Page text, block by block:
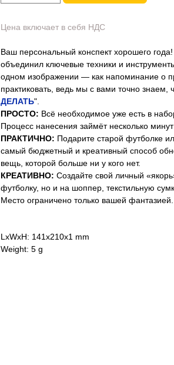
Цена включает в себя НДС
Ваш персональный конспект хорошего
объединил ключевые техники и
одном изображении — как напоминание о
практиковать, ведь мы с вами точно знаем,
ДЕЛАТЬ".
ПРОСТО: Всё необходимое уже есть в
Процесс нанесения займёт несколько
ПРАКТИЧНО: Подарите старой футболке
самый бюджетный и креативный способ
вещь, которой больше ни у кого нет.
КРЕАТИВНО: Создайте свой личный
футболку, но и на шоппер, текстильную
Место ограничено только вашей фантазией.
LxWxH: 141x210x1 mm
Weight: 5 g